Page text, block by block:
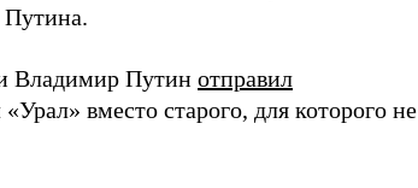
Владимир Путин отправил
вместо старого, для которого не